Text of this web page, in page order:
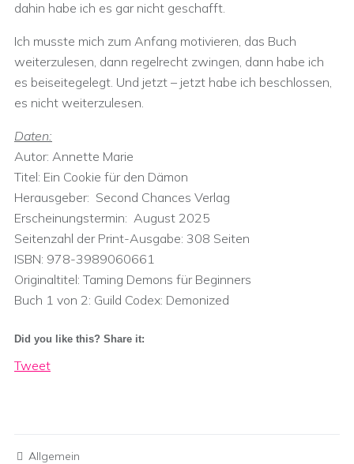
dahin habe ich es gar nicht geschafft.
Ich musste mich zum Anfang motivieren, das Buch
weiterzulesen, dann regelrecht zwingen, dann habe ich
es beiseitegelegt. Und jetzt – jetzt habe ich beschlossen,
es nicht weiterzulesen.
Daten:
Autor: Annette Marie
Titel: Ein Cookie für den Dämon
Herausgeber: ‎ Second Chances Verlag
Erscheinungstermin: ‎ August 2025
Seitenzahl der Print-Ausgabe:‎ 308 Seiten
ISBN:‎ 978-3989060661
Originaltitel:‎ Taming Demons für Beginners
Buch 1 von 2:‎ Guild Codex: Demonized
Did you like this? Share it:
Tweet
Allgemein